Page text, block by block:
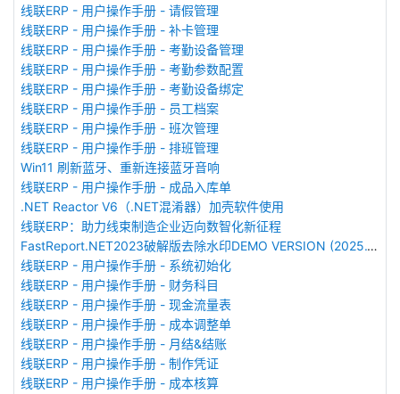
线联ERP - 用户操作手册 - 请假管理
线联ERP - 用户操作手册 - 补卡管理
线联ERP - 用户操作手册 - 考勤设备管理
线联ERP - 用户操作手册 - 考勤参数配置
线联ERP - 用户操作手册 - 考勤设备绑定
线联ERP - 用户操作手册 - 员工档案
线联ERP - 用户操作手册 - 班次管理
线联ERP - 用户操作手册 - 排班管理
Win11 刷新蓝牙、重新连接蓝牙音响
线联ERP - 用户操作手册 - 成品入库单
.NET Reactor V6（.NET混淆器）加壳软件使用
线联ERP：助力线束制造企业迈向数智化新征程
FastReport.NET2023破解版去除水印DEMO VERSION (2025.1.14/2023.2.18版本)
线联ERP - 用户操作手册 - 系统初始化
线联ERP - 用户操作手册 - 财务科目
线联ERP - 用户操作手册 - 现金流量表
线联ERP - 用户操作手册 - 成本调整单
线联ERP - 用户操作手册 - 月结&结账
线联ERP - 用户操作手册 - 制作凭证
线联ERP - 用户操作手册 - 成本核算